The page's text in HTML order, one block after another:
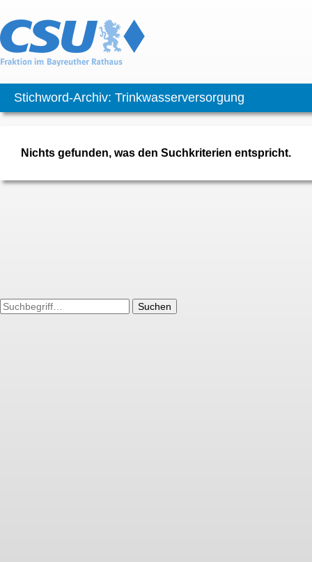
Stichword-Archiv: Trinkwasserversorgung
Nichts gefunden, was den Suchkriterien entspricht.
Suchen